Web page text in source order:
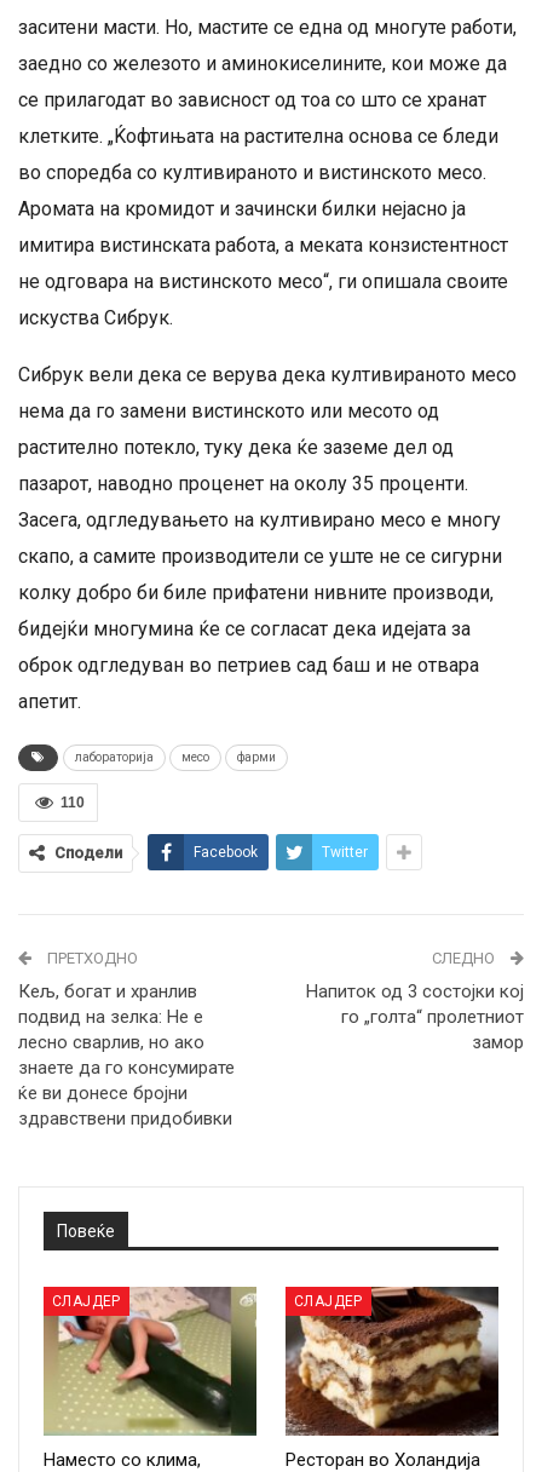
заситени масти. Но, мастите се една од многуте работи,
заедно со железото и аминокиселините, кои може да
се прилагодат во зависност од тоа со што се хранат
клетките. „Ќофтињата на растителна основа се бледи
во споредба со култивираното и вистинското месо.
Аромата на кромидот и зачински билки нејасно ја
имитира вистинската работа, а меката конзистентност
не одговара на вистинското месо“, ги опишала своите
искуства Сибрук.
Сибрук вели дека се верува дека култивираното месо
нема да го замени вистинското или месото од
растително потекло, туку дека ќе заземе дел од
пазарот, наводно проценет на околу 35 проценти.
Засега, одгледувањето на култивирано месо е многу
скапо, а самите производители се уште не се сигурни
колку добро би биле прифатени нивните производи,
бидејќи многумина ќе се согласат дека идејата за
оброк одгледуван во петриев сад баш и не отвара
апетит.
лабораторија месо фарми
110
Сподели Facebook Twitter
ПРЕТХОДНО
Кељ, богат и хранлив
подвид на зелка: Не е
лесно сварлив, но ако
знаете да го консумирате
ќе ви донесе бројни
здравствени придобивки
СЛЕДНО
Напиток од 3 состојки кој
го „голта“ пролетниот
замор
Повеќе
СЛАЈДЕР
Наместо со клима,
СЛАЈДЕР
Ресторан во Холандија